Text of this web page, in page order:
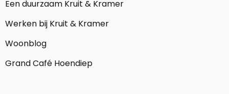
Een duurzaam Kruit & Kramer
Werken bij Kruit & Kramer
Woonblog
Grand Café Hoendiep